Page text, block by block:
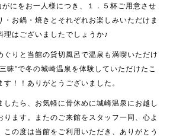
がにをお一人様につき、１．５杯ご用意させ
・お鍋・焼きとそれぞれお楽しみいただけま
理はございましたでしょうか♪
ぐりと当館の貸切風呂で温泉も満喫いただけ
昧”で冬の城崎温泉を体験していただけたこ
す！！ありがとうございました。
したら、お気軽に骨休めに城崎温泉にお越し
ります。またのご来館をスタッフ一同、心よ
この度は当館をご利用いただき、ありがとう